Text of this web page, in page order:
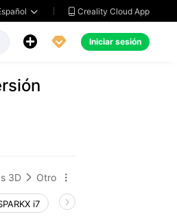
  Creality Cloud App
  Iniciar sesión
3D  Otro 
i7 Creality Hi